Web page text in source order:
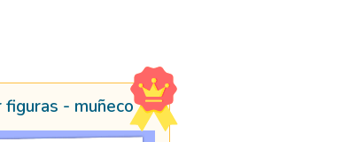
Emparejar figuras - muñeco de nieve